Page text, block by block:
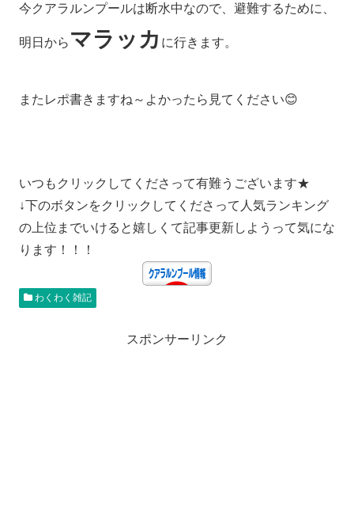
今クアラルンプールは断水中なので、避難するために、
明日から マラッカ に行きます。
またレポ書きますね～よかったら見てください😊
いつもクリックしてくださって有難うございます★
↓下のボタンをクリックしてくださって人気ランキング
の上位までいけると嬉しくて記事更新しようって気にな
ります！！！
わくわく雑記
スポンサーリンク